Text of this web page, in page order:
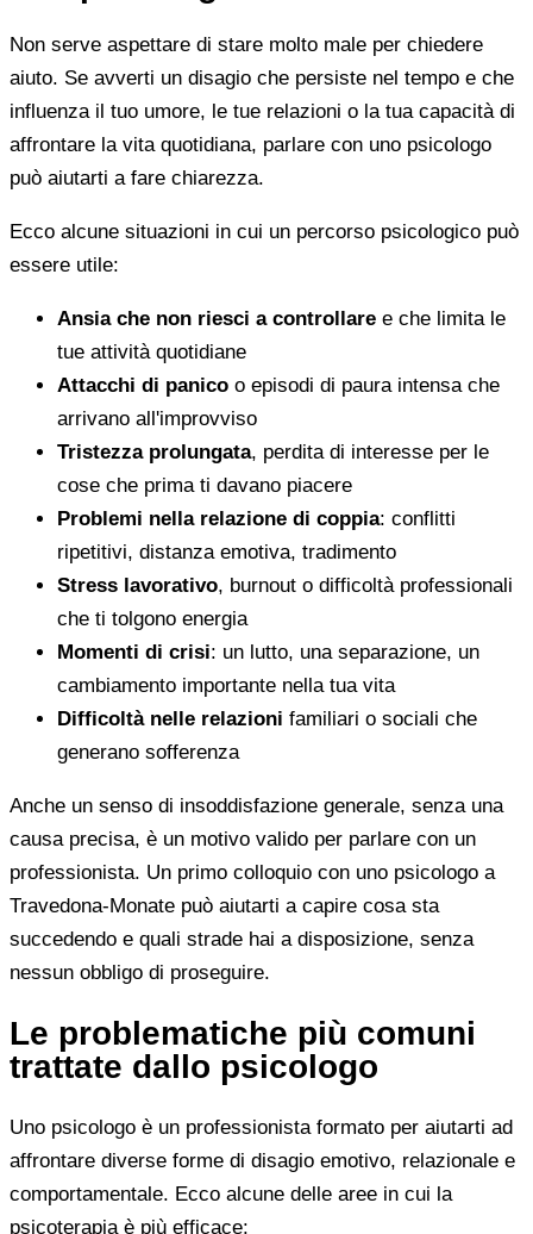
Non serve aspettare di stare molto male per chiedere
aiuto. Se avverti un disagio che persiste nel tempo e che
influenza il tuo umore, le tue relazioni o la tua capacità di
affrontare la vita quotidiana, parlare con uno psicologo
può aiutarti a fare chiarezza.
Ecco alcune situazioni in cui un percorso psicologico può
essere utile:
Ansia che non riesci a controllare e che limita le
tue attività quotidiane
Attacchi di panico o episodi di paura intensa che
arrivano all'improvviso
Tristezza prolungata, perdita di interesse per le
cose che prima ti davano piacere
Problemi nella relazione di coppia: conflitti
ripetitivi, distanza emotiva, tradimento
Stress lavorativo, burnout o difficoltà professionali
che ti tolgono energia
Momenti di crisi: un lutto, una separazione, un
cambiamento importante nella tua vita
Difficoltà nelle relazioni familiari o sociali che
generano sofferenza
Anche un senso di insoddisfazione generale, senza una
causa precisa, è un motivo valido per parlare con un
professionista. Un primo colloquio con uno psicologo a
Travedona-Monate può aiutarti a capire cosa sta
succedendo e quali strade hai a disposizione, senza
nessun obbligo di proseguire.
Le problematiche più comuni
trattate dallo psicologo
Uno psicologo è un professionista formato per aiutarti ad
affrontare diverse forme di disagio emotivo, relazionale e
comportamentale. Ecco alcune delle aree in cui la
psicoterapia è più efficace: